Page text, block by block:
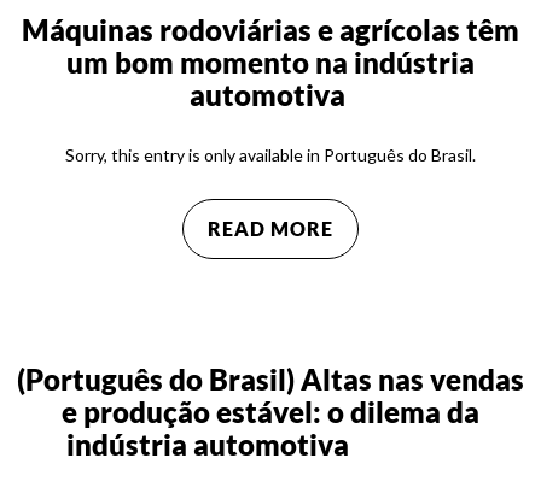
Máquinas rodoviárias e agrícolas têm
um bom momento na indústria
automotiva
Sorry, this entry is only available in Português do Brasil.
READ MORE
(Português do Brasil) Altas nas vendas
e produção estável: o dilema da
indústria automotiva